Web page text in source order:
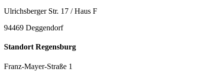
Ulrichsberger Str. 17 / Haus F
94469 Deggendorf
Standort Regensburg
Franz-Mayer-Straße 1